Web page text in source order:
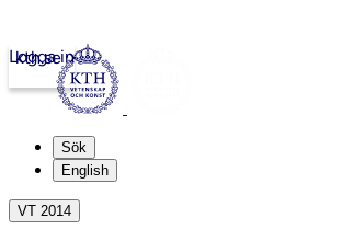
kth.se
Logga in
Sök
English
VT 2014